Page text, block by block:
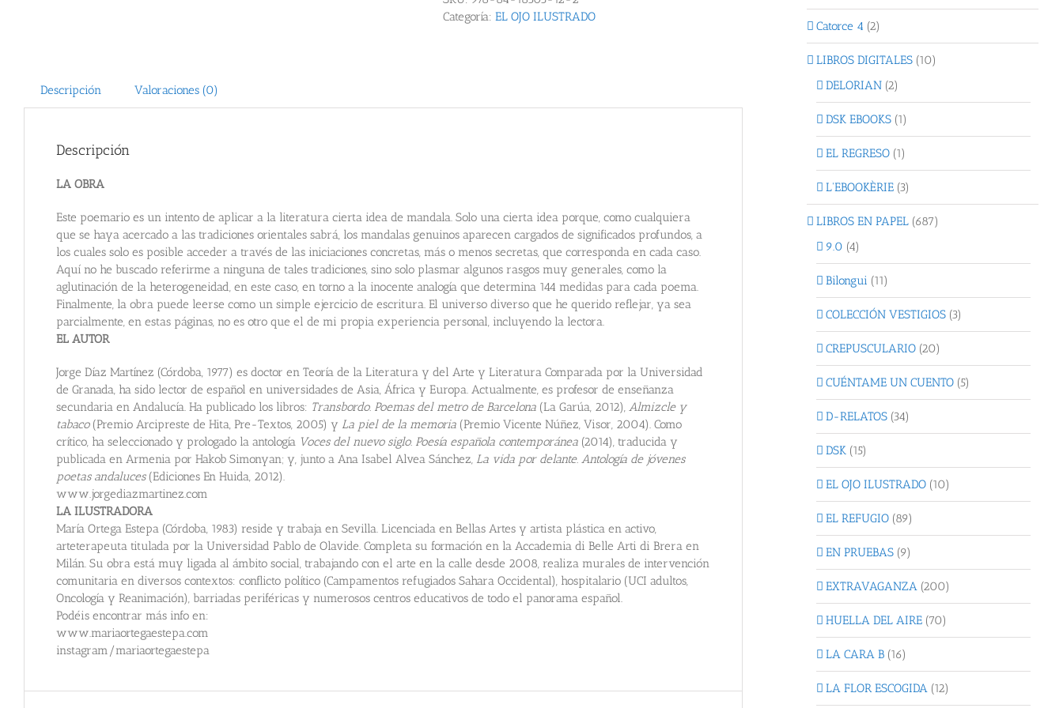
Categoría: EL OJO ILUSTRADO
Descripción Valoraciones (0)
Descripción
LA OBRA
Este poemario es un intento de aplicar a la literatura cierta idea de mandala. Solo una cierta idea porque, como cualquiera
que se haya acercado a las tradiciones orientales sabrá, los mandalas genuinos aparecen cargados de significados profundos, a
los cuales solo es posible acceder a través de las iniciaciones concretas, más o menos secretas, que corresponda en cada caso.
Aquí no he buscado referirme a ninguna de tales tradiciones, sino solo plasmar algunos rasgos muy generales, como la
aglutinación de la heterogeneidad, en este caso, en torno a la inocente analogía que determina 144 medidas para cada poema.
Finalmente, la obra puede leerse como un simple ejercicio de escritura. El universo diverso que he querido reflejar, ya sea
parcialmente, en estas páginas, no es otro que el de mi propia experiencia personal, incluyendo la lectora.
EL AUTOR
Jorge Díaz Martínez (Córdoba, 1977) es doctor en Teoría de la Literatura y del Arte y Literatura Comparada por la Universidad
de Granada, ha sido lector de español en universidades de Asia, África y Europa. Actualmente, es profesor de enseñanza
secundaria en Andalucía. Ha publicado los libros: Transbordo. Poemas del metro de Barcelona (La Garúa, 2012), Almizcle y
tabaco(Premio Arcipreste de Hita, Pre-Textos, 2005) y La piel de la memoria (Premio Vicente Núñez, Visor, 2004). Como
crítico, ha seleccionado y prologado la antología Voces del nuevo siglo. Poesía española contemporánea (2014), traducida y
publicada en Armenia por Hakob Simonyan; y, junto a Ana Isabel Alvea Sánchez, La vida por delante. Antología de jóvenes
poetas andaluces (Ediciones En Huida, 2012).
www.jorgediazmartinez.com
LA ILUSTRADORA
María Ortega Estepa (Córdoba, 1983) reside y trabaja en Sevilla. Licenciada en Bellas Artes y artista plástica en activo,
arteterapeuta titulada por la Universidad Pablo de Olavide. Completa su formación en la Accademia di Belle Arti di Brera en
Milán. Su obra está muy ligada al ámbito social, trabajando con el arte en la calle desde 2008, realiza murales de intervención
comunitaria en diversos contextos: conflicto político (Campamentos refugiados Sahara Occidental), hospitalario (UCI adultos,
Oncología y Reanimación), barriadas periféricas y numerosos centros educativos de todo el panorama español.
Podéis encontrar más info en:
www.mariaortegaestepa.com
instagram/mariaortegaestepa
Catorce 4 (2)
LIBROS DIGITALES (10)
DELORIAN (2)
DSK EBOOKS (1)
EL REGRESO (1)
L'EBOOKÈRIE (3)
LIBROS EN PAPEL (687)
9.0 (4)
Bilongui (11)
COLECCIÓN VESTIGIOS (3)
CREPUSCULARIO (20)
CUÉNTAME UN CUENTO (5)
D-RELATOS (34)
DSK (15)
EL OJO ILUSTRADO (10)
EL REFUGIO (89)
EN PRUEBAS (9)
EXTRAVAGANZA (200)
HUELLA DEL AIRE (70)
LA CARA B (16)
LA FLOR ESCOGIDA (12)